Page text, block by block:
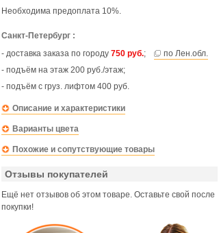
Необходима предоплата 10%.
Санкт-Петербург :
- доставка заказа по городу 750 руб.;
по Лен.обл.
- подъём на этаж 200 руб./этаж;
- подъём с груз. лифтом 400 руб.
Описание и характеристики
Варианты цвета
Похожие и сопутствующие товары
Отзывы покупателей
Ещё нет отзывов об этом товаре. Оставьте свой после
покупки!